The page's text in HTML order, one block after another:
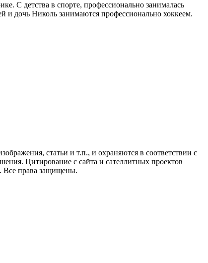
С детства в спорте, профессионально занималась
дочь Николь занимаются профессионально хоккеем.
статьи и т.п., и охраняются в соответствии с
Цитирование с сайта и сателлитных проектов
Все права защищены.